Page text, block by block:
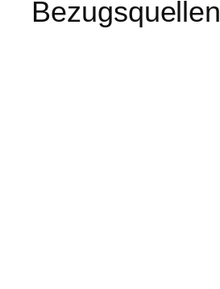
Bezugsquellen